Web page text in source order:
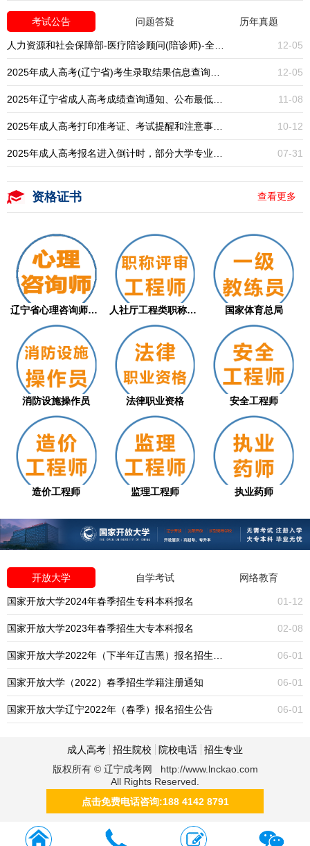
考试公告 问题答疑 历年真题
12-05
12-05
11-08
10-12
07-31
资格证书 查看更多
辽宁省心理咨询师职业技能等级评价证书（从... 人社厅工程类职称评审 国家体育总局
消防设施操作员 法律职业资格 安全工程师
造价工程师 监理工程师 执业药师
开放大学 自学考试 网络教育
01-12
国家开放大学2024年春季招生专科本科报名
02-08
国家开放大学2023年春季招生大专本科报名
06-01
06-01
国家开放大学（2022）春季招生学籍注册通知
06-01
国家开放大学辽宁2022年（春季）报名招生公告
成人高考 招生院校 院校电话
招生专业
版权所有 © 辽宁成考网 http://www.lnckao.com
All Rights Reserved.
点击免费电话咨询:188 4142 8791